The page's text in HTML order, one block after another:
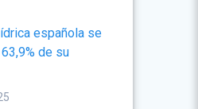
española se
de su